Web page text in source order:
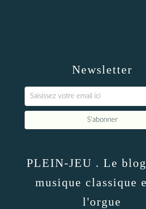
Newsletter
PLEIN-JEU . Le
musique classique
l'orgue